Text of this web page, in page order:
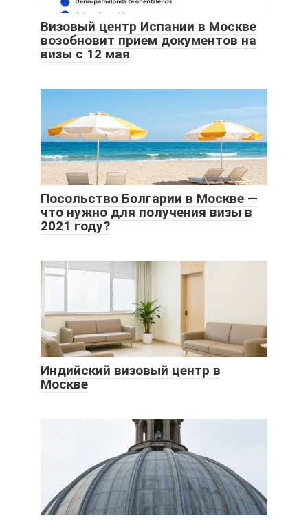
Визовый центр Испании в Москве
возобновит прием документов на
визы с 12 мая
Посольство Болгарии в Москве —
что нужно для получения визы в
2021 году?
Индийский визовый центр в
Москве